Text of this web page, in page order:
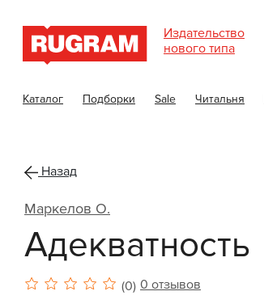
Издательство
нового типа
Каталог Подборки Sale Читальня
Назад
Маркелов О.
Адекватность
(0) 0 отзывов